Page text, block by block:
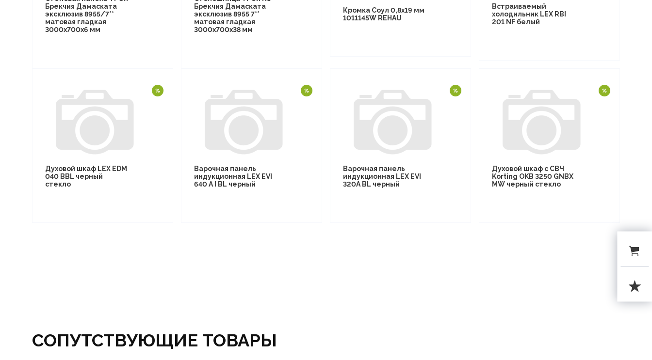
Брекчия Дамаската
эксклюзив 8955/7**
матовая гладкая
3000х700х6 мм
Брекчия Дамаската
эксклюзив 8955 7**
матовая гладкая
3000х700х38 мм
Кромка Соул 0,8х19 мм
1011145W REHAU
Встраиваемый
холодильник LEX RBI
201 NF белый
Духовой шкаф LEX EDM
040 BBL черный
стекло
Варочная панель
индукционная LEX EVI
640 A I BL черный
Варочная панель
индукционная LEX EVI
320A BL черный
Духовой шкаф с СВЧ
Korting OKB 3250 GNBX
MW черный стекло
СОПУТСТВУЮЩИЕ ТОВАРЫ